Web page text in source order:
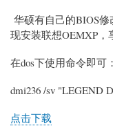
华硕有自己的BIOS
现安装联想OEMXP，
在dos下使用命令即可：
dmi236 /sv "LEGEND
点击下载